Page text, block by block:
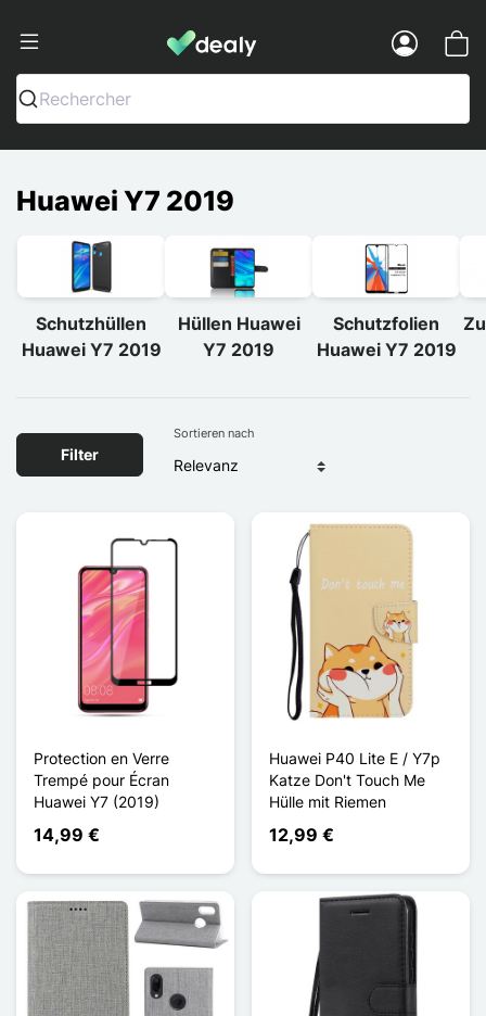
Dealy - Hüllen und Zubehör für
Rechercher
Huawei Y7 2019
Schutzhüllen
Huawei Y7 2019
Hüllen Huawei
Y7 2019
Schutzfolien
Huawei Y7 2019
Filter
Sortieren nach
Protection en Verre
Trempé pour Écran
Huawei Y7 (2019)
14,99 €
Huawei P40 Lite E / Y7p
Katze Don't Touch Me
Hülle mit Riemen
12,99 €